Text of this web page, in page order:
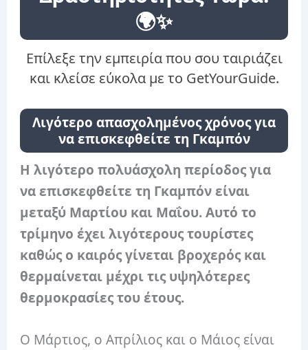
🌍✨
Επίλεξε την εμπειρία που σου ταιριάζει
και κλείσε εύκολα με το GetYourGuide.
Λιγότερο απασχολημένος χρόνος για
να επισκεφθείτε τη Γκαμπόν
Η λιγότερο πολυάσχολη περίοδος για
να επισκεφθείτε τη Γκαμπόν είναι
μεταξύ Μαρτίου και Μαΐου. Αυτό το
τρίμηνο έχει λιγότερους τουρίστες
καθώς ο καιρός γίνεται βροχερός και
θερμαίνεται μέχρι τις υψηλότερες
θερμοκρασίες του έτους.
Ο Μάρτιος, ο Απρίλιος και ο Μάιος είναι